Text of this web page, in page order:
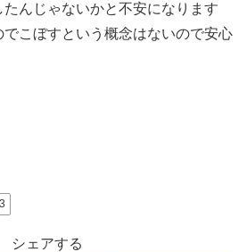
んじゃないかと不安になります
こぼすという概念はないので安心
シェアする